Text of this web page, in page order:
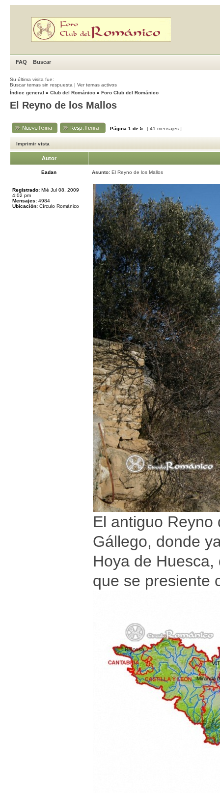
FAQ Buscar
Su última visita fue:
Buscar temas sin respuesta | Ver temas activos
Índice general » Club del Románico » Foro Club del Románico
El Reyno de los Mallos
Página 1 de 5 [ 41 mensajes ]
Imprimir vista
Autor
Eadan Asunto: El Reyno de los Mallos
Registrado: Mié Jul 08, 2009
4:02 pm
Mensajes: 4984
Ubicación: Círculo Románico
El antiguo
Gállego, donde
Hoya de
que se presiente